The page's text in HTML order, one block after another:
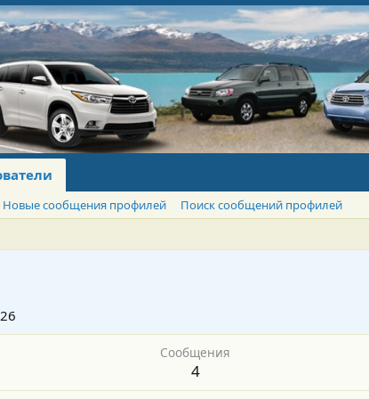
Новые сообщения профилей
Поиск сообщений профилей
Сообщения
4